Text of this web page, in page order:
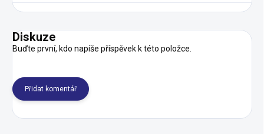
Diskuze
Buďte první, kdo napíše příspěvek k této položce.
Přidat komentář